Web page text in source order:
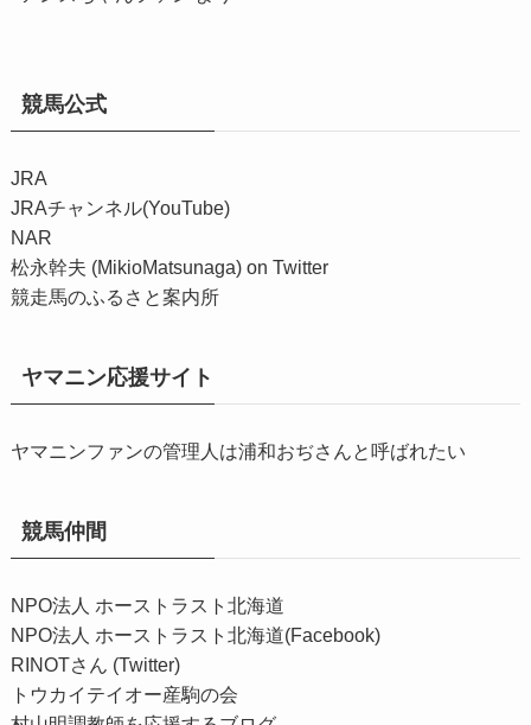
競馬公式
JRA
JRAチャンネル(YouTube)
NAR
松永幹夫 (MikioMatsunaga) on Twitter
競走馬のふるさと案内所
ヤマニン応援サイト
ヤマニンファンの管理人は浦和おぢさんと呼ばれたい
競馬仲間
NPO法人 ホーストラスト北海道
NPO法人 ホーストラスト北海道(Facebook)
RINOTさん (Twitter)
トウカイテイオー産駒の会